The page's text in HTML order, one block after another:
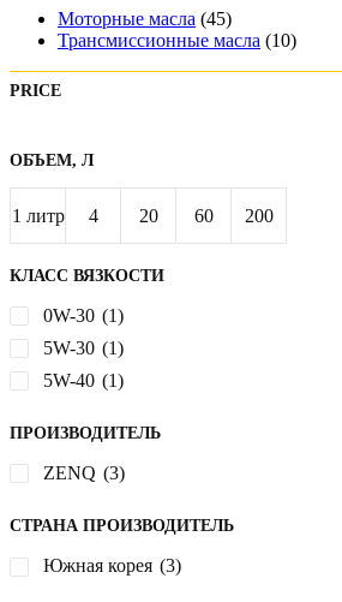
7390,00 ₽
Моторные масла (45)
Трансмиссионные масла (10)
PRICE
ОБЪЕМ, Л
1 литр 4
литра
20
литров
60 200
КЛАСС ВЯЗКОСТИ
0W-30 (1)
5W-30 (1)
5W-40 (1)
ПРОИЗВОДИТЕЛЬ
ZENQ (3)
СТРАНА ПРОИЗВОДИТЕЛЬ
Южная корея (3)